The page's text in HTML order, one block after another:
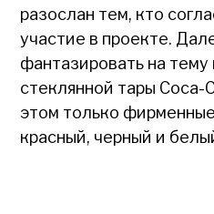
разослан тем, кто
участие в проекте.
фантазировать на тему
стеклянной тары Coca-
этом только
красный, черный и